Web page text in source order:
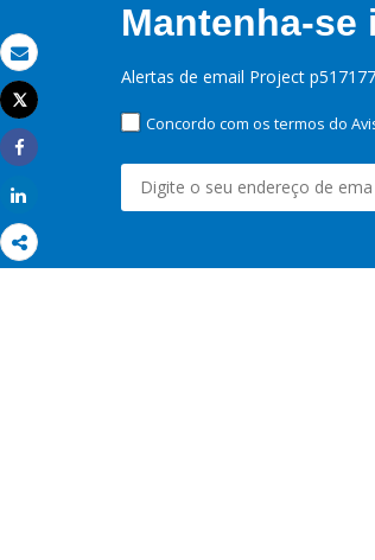
Email
Imprimir
Tweet
Share
Mantenha-se
Alertas de email Project p517177
Concordo com os termos do